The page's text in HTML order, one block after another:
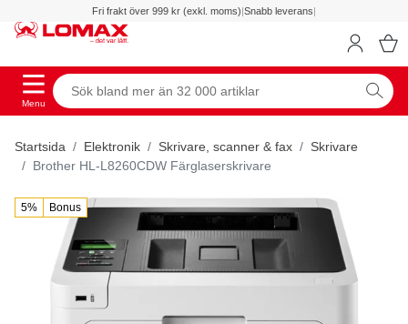
Fri frakt över 999 kr (exkl. moms)|Snabb leverans|
Menu
Startsida Elektronik Skrivare, scanner & fax
Skrivare
Brother HL-L8260CDW Färglaserskrivare
5% Bonus